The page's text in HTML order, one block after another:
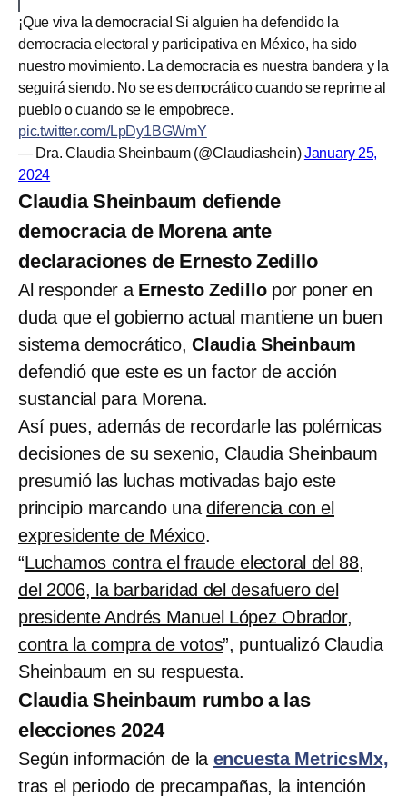
¡Que viva la democracia! Si alguien ha defendido la
democracia electoral y participativa en México, ha sido
nuestro movimiento. La democracia es nuestra bandera y la
seguirá siendo. No se es democrático cuando se reprime al
pueblo o cuando se le empobrece.
pic.twitter.com/LpDy1BGWmY
— Dra. Claudia Sheinbaum (@Claudiashein)January 25,
2024
Claudia Sheinbaum defiende
democracia de Morena ante
declaraciones de Ernesto Zedillo
Al responder aErnesto Zedillopor poner en
duda que el gobierno actual mantiene un buen
sistema democrático,Claudia Sheinbaum
defendió que este es un factor de acción
sustancial para Morena.
Así pues, además de recordarle las polémicas
decisiones de su sexenio, Claudia Sheinbaum
presumió las luchas motivadas bajo este
principio marcando unadiferencia con el
expresidente de México.
“Luchamos contra el fraude electoral del 88,
del 2006, la barbaridad del desafuero del
presidente Andrés Manuel López Obrador,
contra la compra de votos”, puntualizó Claudia
Sheinbaum en su respuesta.
Claudia Sheinbaum rumbo a las
elecciones 2024
Según información de la encuesta MetricsMx,
tras el periodo de precampañas, la intención